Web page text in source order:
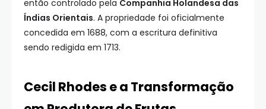
então controlado pela Companhia Holandesa das
Índias Orientais. A propriedade foi oficialmente
concedida em 1688, com a escritura definitiva
sendo redigida em 1713.
Cecil Rhodes e a Transformação